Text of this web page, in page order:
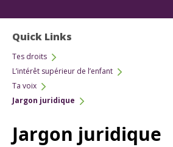
Quick Links
Teen Menu
Tes droits
L’intérêt supérieur de l’enfant
Ta voix
Jargon juridique
Jargon juridique